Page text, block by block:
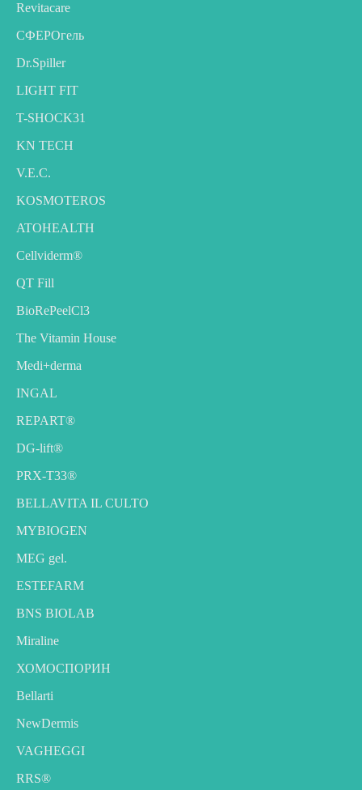
Revitacare
CФЕРОгель
Dr.Spiller
LIGHT FIT
T-SHOCK31
KN TECH
V.E.C.
KOSMOTEROS
ATOHEALTH
Cellviderm®
QT Fill
BioRePeelCl3
The Vitamin House
Medi+derma
INGAL
REPART®
DG-lift®️
PRX-T33®
BELLAVITA IL CULTO
MYBIOGEN
MEG gel.
ESTEFARM
BNS BIOLAB
Miraline
ХОМОСПОРИН
Bellarti
NewDermis
VAGHEGGI
RRS®